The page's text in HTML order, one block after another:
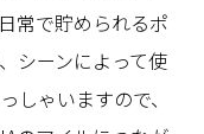
常で貯められるポ
シーンによって使
しゃいますので、